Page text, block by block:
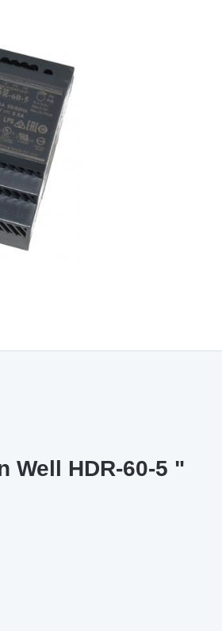
Well HDR-60-5 "